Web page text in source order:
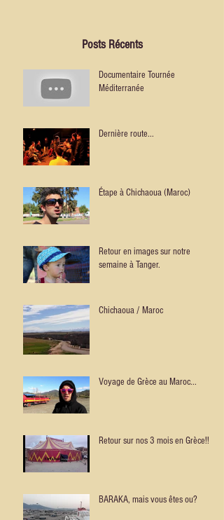
Posts Récents
Documentaire Tournée
Méditerranée
Dernière route...
Étape à Chichaoua (Maroc)
Retour en images sur notre
semaine à Tanger.
Chichaoua / Maroc
Voyage de Grèce au Maroc...
Retour sur nos 3 mois en Grèce!!
BARAKA, mais vous êtes ou?